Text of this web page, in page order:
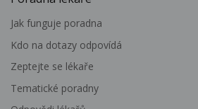
Jak funguje poradna
Kdo na dotazy odpovídá
Zeptejte se lékaře
Tematické poradny